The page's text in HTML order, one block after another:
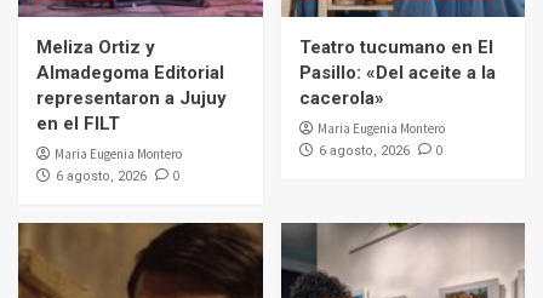
Meliza Ortiz y
Almadegoma Editorial
representaron a Jujuy
en el FILT
Maria Eugenia Montero
6 agosto, 2026 0
Teatro tucumano en El
Pasillo: «Del aceite a la
cacerola»
Maria Eugenia Montero
6 agosto, 2026 0